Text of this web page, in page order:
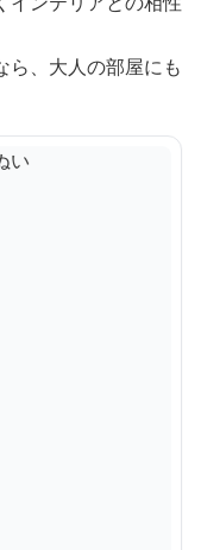
ら、大人の部屋にも